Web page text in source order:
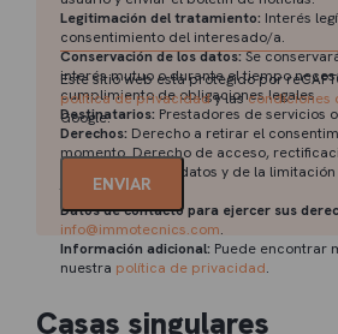
Legitimación del tratamiento: Interés
consentimiento del interesado/a.
Conservación de los datos:Se
interés mutuo o durante el tiempo
cumplimiento de obligaciones legales.
Destinatarios: Prestadores de servicios
Derechos: Derecho a retirar el
momento. Derecho de acceso,
supresión de sus datos y de la
tratamiento.
Datos de contacto para ejercer sus
info@immotecnics.com.
Información adicional: Puede encontrar
nuestra política de privacidad.
Este sitio web está protegido por
política de privacidady lascondiciones
Google.
Casas singulares